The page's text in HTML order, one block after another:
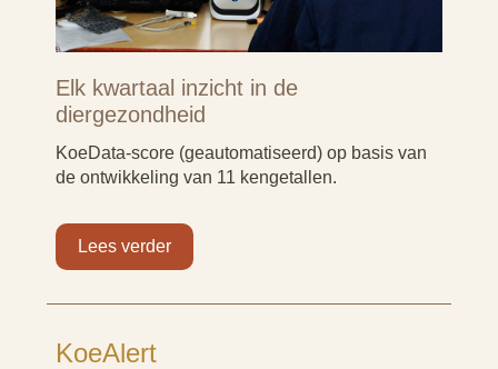
Elk kwartaal inzicht in de
diergezondheid
KoeData-score (geautomatiseerd) op basis van
de ontwikkeling van 11 kengetallen.
Lees verder
KoeAlert